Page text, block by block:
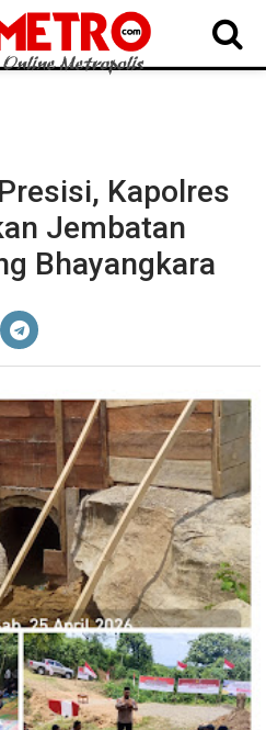
SAMOSIR TAPUT BATUBARA DELISERDANG
Kapolres
Jembatan
Bhayangkara